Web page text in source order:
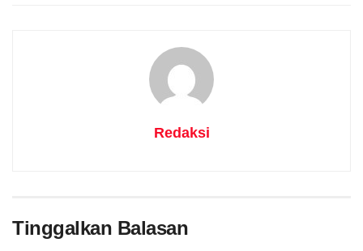
Redaksi
Tinggalkan Balasan